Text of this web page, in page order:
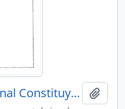
Actas Asamblea Nacional Constituyente 97-98